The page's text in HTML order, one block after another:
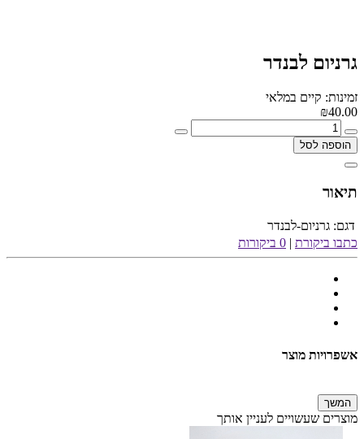
גרניום לבנדר
זמינות: קיים במלאי
₪40.00
הוספה לסל
תיאור
דגם: גרניום-לבנדר
כתבו ביקורת | 0 ביקורות
אשפרויות מוצר
המשך
מוצרים שעשויים לעניין אותך